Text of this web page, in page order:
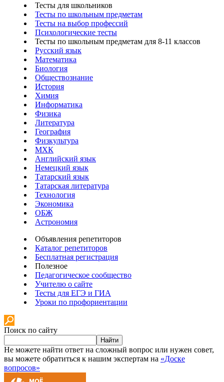
Тесты для школьников
Тесты по школьным предметам
Тесты на выбор профессий
Психологические тесты
Тесты по школьным предметам для 8-11 классов
Русский язык
Математика
Биология
Обществознание
История
Химия
Информатика
Физика
Литература
География
Физкультура
МХК
Английский язык
Немецкий язык
Татарский язык
Татарская литература
Технология
Экономика
ОБЖ
Астрономия
Объявления репетиторов
Каталог репетиторов
Бесплатная регистрация
Полезное
Педагогическое сообщество
Учителю о сайте
Тесты для ЕГЭ и ГИА
Уроки по профориентации
Поиск по сайту
Найти
Не можете найти ответ на сложный вопрос или нужен совет,
вы можете обратиться к нашим экспертам на «Доске
вопросов»